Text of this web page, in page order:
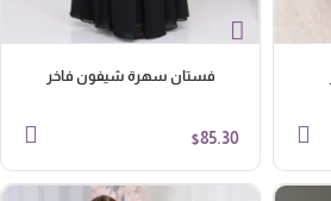
فستان سهرة شيفون فاخر
$85.30